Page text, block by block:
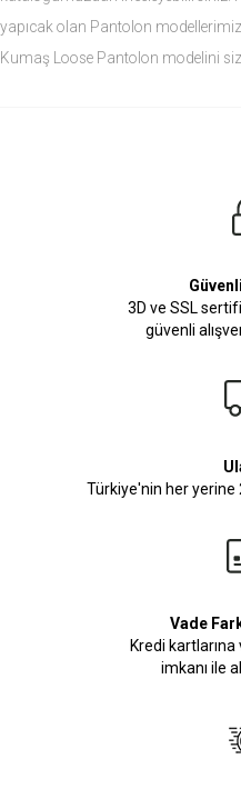
yapıcak olan Pantolon
Kumaş Loose Pantolon modelini
Manken Bedenleri Üst Grup M,
3D ve SSL
güvenli
Türkiye'nin her yerine
Vade
Kredi
imkanı ile